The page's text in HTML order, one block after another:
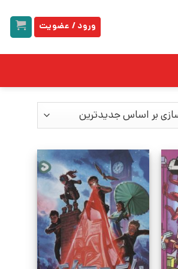
ورود / عضویت